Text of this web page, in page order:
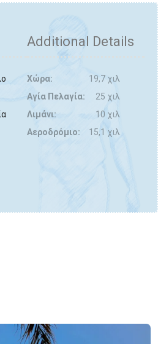
Additional Details
Χώρα:
19,7 χιλ
Αγία Πελαγία:
25 χιλ
Λιμάνι:
10 χιλ
Αεροδρόμιο:
15,1 χιλ